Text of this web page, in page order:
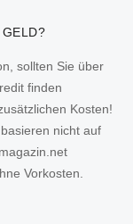
sollten Sie über
finden
Kosten!
nicht auf
Vorkosten.